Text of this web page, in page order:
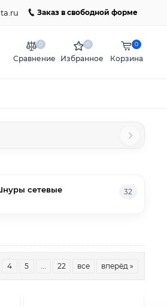
Заказ в свободной форме
Сравнение
0
Избранное
0
Корзина
0
сетевые 32
4 5 22 все вперёд »